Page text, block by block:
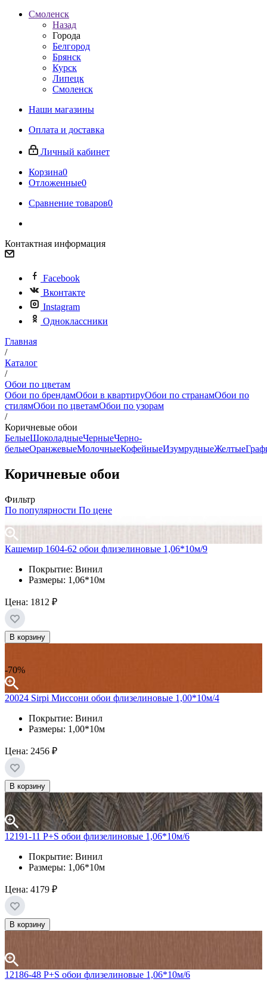
Смоленск
Назад
Города
Белгород
Брянск
Курск
Липецк
Смоленск
Наши магазины
Оплата и доставка
Личный кабинет
Корзина0
Отложенные0
Сравнение товаров0
Контактная информация
Facebook
Вконтакте
Instagram
Одноклассники
Главная
/
Каталог
/
Обои по цветам
Обои по брендамОбои в квартируОбои по странамОбои по
стилямОбои по цветамОбои по узорам
/
Коричневые обои
БелыеШоколадныеЧерныеЧерно-
белыеОранжевыеМолочныеКофейныеИзумрудныеЖелтые
Коричневые обои
Фильтр
По популярности По цене
Кашемир 1604-62 обои флизелиновые 1,06*10м/9
Покрытие: Винил
Размеры: 1,06*10м
Цена: 1812 ₽
В корзину
-70%
20024 Sirpi Миссони обои флизелиновые 1,00*10м/4
Покрытие: Винил
Размеры: 1,00*10м
Цена: 2456 ₽
В корзину
12191-11 P+S обои флизелиновые 1,06*10м/6
Покрытие: Винил
Размеры: 1,06*10м
Цена: 4179 ₽
В корзину
12186-48 P+S обои флизелиновые 1,06*10м/6